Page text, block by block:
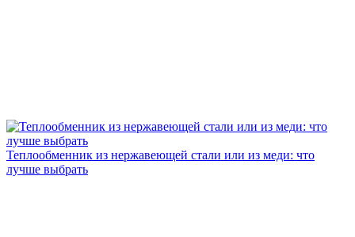
Теплообменник из нержавеющей стали или из меди: что
лучше выбрать